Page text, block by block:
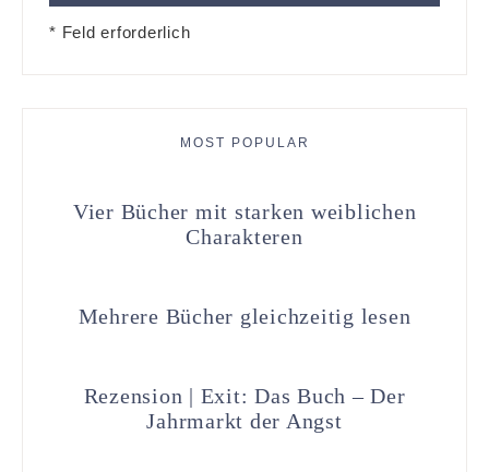
* Feld erforderlich
MOST POPULAR
Vier Bücher mit starken weiblichen
Charakteren
Mehrere Bücher gleichzeitig lesen
Rezension | Exit: Das Buch – Der
Jahrmarkt der Angst